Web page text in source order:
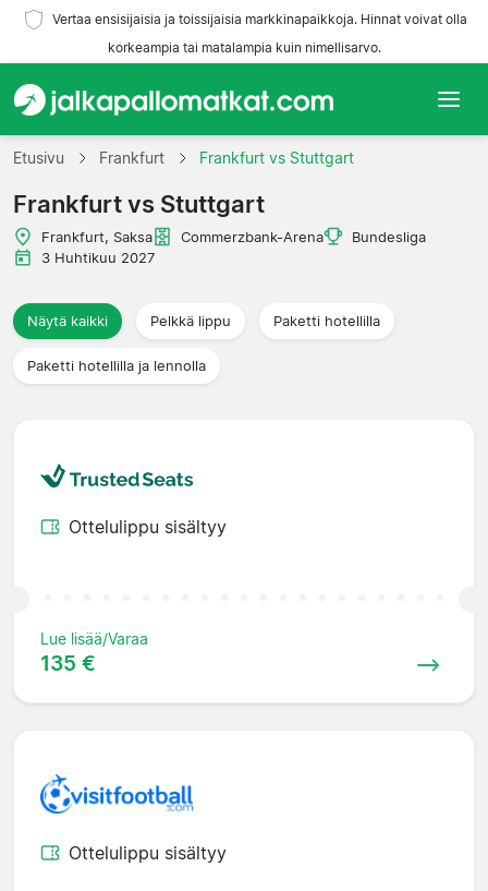
Vertaa ensisijaisia ja toissijaisia markkinapaikkoja. Hinnat voivat olla
korkeampia tai matalampia kuin nimellisarvo.
Etusivu
Joukkueet
Liigat
Matkatoimistoja
Etusivu Frankfurt Frankfurt vs Stuttgart
Frankfurt vs Stuttgart
Frankfurt, Saksa Commerzbank-Arena
Bundesliga
3 Huhtikuu 2027
Näytä kaikki Pelkkä lippu Paketti hotellilla
Paketti hotellilla ja lennolla
Ottelulippu sisältyy
Lue lisää/Varaa
135 €
Ottelulippu sisältyy